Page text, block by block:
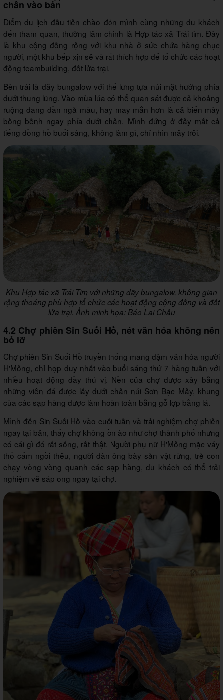
chân vào bản
Điểm du lịch đầu tiên chào đón mình cùng những du khách
đến tham quan, thưởng lãm chính là Hợp tác xã Trái tim. Đây
là khu cộng đồng rộng với khu nhà ở sức chứa hàng chục
người, một khu bếp xịn sẻ và rất thích hợp để tổ chức các hoạt
động teambuilding, đốt lửa trại.
Bên trái là dãy bungalow với thế lưng tựa núi mặt hướng phía
dưới thung lũng. Vào mùa lúa có thể quan sát được cả khoảng
ruộng đang dần ngả màu, hay may mắn hơn là cả biển mây
bồng bềnh ngay phía dưới chân. Mình đứng ở đây mất cả
tiếng đồng hồ buổi sáng, không làm gì, chỉ nhìn mây trôi.
Khu Hợp tác xã Trái Tim với những dãy bungalow, không gian
rộng thoáng phù hợp tổ chức các hoạt động cộng đồng và đốt
lửa trại. Ảnh minh họa: Báo Lai Châu
4.2 Chợ phiên Sin Suối Hồ, nét văn hóa không nên
bỏ lỡ
Chợ phiên Sin Suối Hồ truyền thống mang đậm văn hóa người
H'Mông, chỉ họp duy nhất vào buổi sáng thứ 7 hàng tuần với
nhiều hoạt động đầy thú vị. Nền của chợ được xây bằng
những viên đá được lấy dưới chân núi Sơn Bạc Mây, khung
của các sạp hàng được làm hoàn toàn bằng gỗ lợp bằng lá.
Mình đến Sin Suối Hồ vào cuối tuần và trải nghiệm chợ phiên
ngay tại bản, thấy chợ không ồn ào như chợ thành phố nhưng
có cái gì đó rất sống, rất thật. Người phụ nữ H'Mông mặc váy
thổ cẩm ngồi thêu, người đàn ông bày sản vật rừng, trẻ con
chạy vòng vòng quanh các sạp hàng, du khách có thể trải
nghiệm vẽ sáp ong ngay tại chợ.